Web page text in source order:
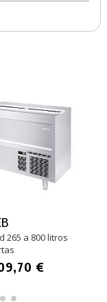
265 a 800 litros
€